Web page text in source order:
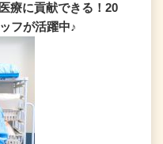
療に貢献できる！20
フが活躍中♪